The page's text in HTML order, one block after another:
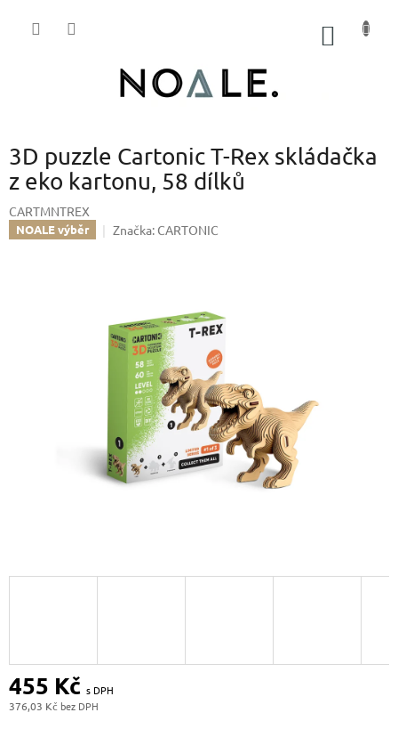
3D puzzle Cartonic T-Rex skládačka
z eko kartonu, 58 dílků
CARTMNTREX
NOALE výběr Značka: CARTONIC
455 Kč
376,03 Kč